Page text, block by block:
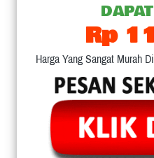
Rp
Harga Yang Sangat Murah